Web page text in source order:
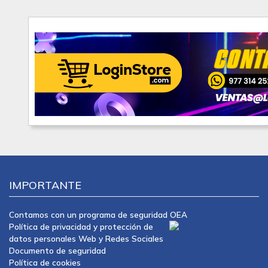
IMPORTANTE
Contamos con un programa de seguridad OEA
Política de privacidad y protección de
datos personales Web y Redes Sociales
Documento de seguridad
Política de cookies